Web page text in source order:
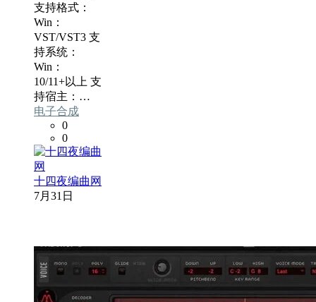
支持格式：
Win：
VST/VST3 支
持系统：
Win：
10/11+以上 支
持宿主：…
电子合成
0
0
十四夜编曲网
7月31日